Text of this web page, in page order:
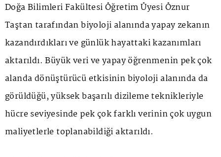
Doğa Bilimleri Fakültesi Öğretim Üyesi Öznur
Taştan tarafından biyoloji alanında yapay zekanın
kazandırdıkları ve günlük hayattaki kazanımları
aktarıldı. Büyük veri ve yapay öğrenmenin pek çok
alanda dönüştürücü etkisinin biyoloji alanında da
görüldüğü, yüksek başarılı dizileme teknikleriyle
hücre seviyesinde pek çok farklı verinin çok uygun
maliyetlerle toplanabildiği aktarıldı.